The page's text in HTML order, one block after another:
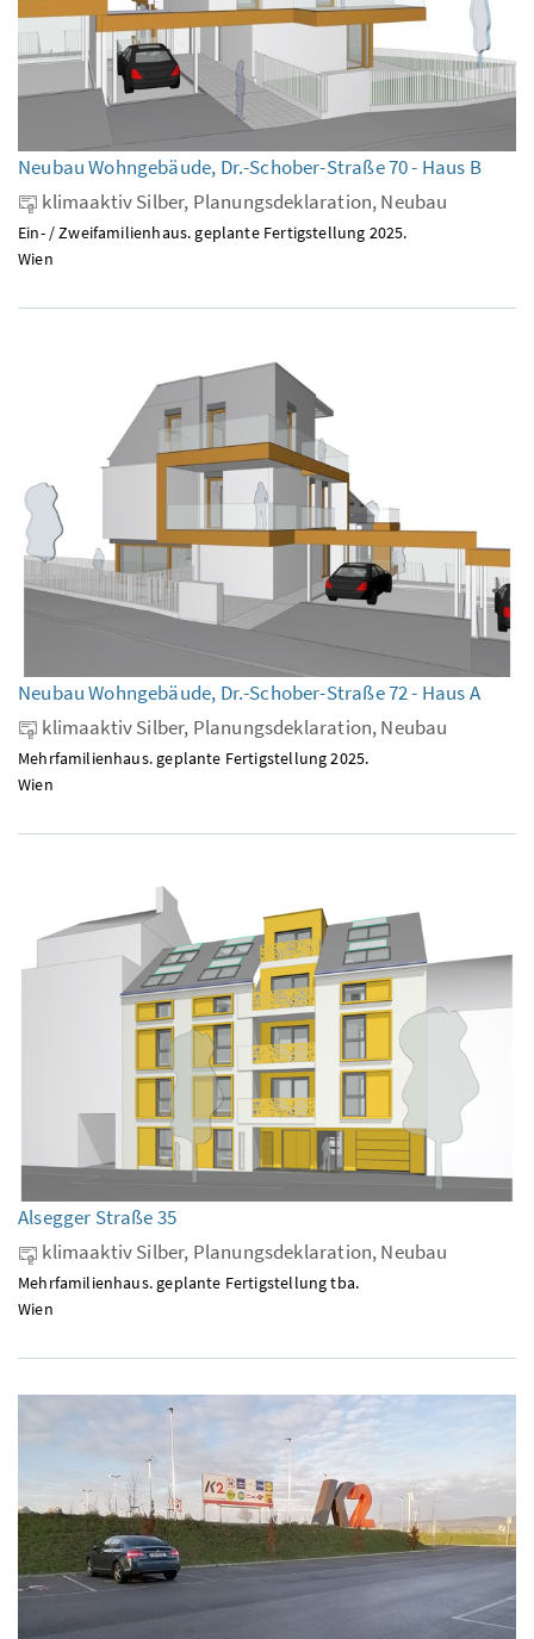
Neubau Wohngebäude, Dr.-Schober-Straße 70 - Haus B
klimaaktiv Silber, Planungsdeklaration, Neubau
Ein- / Zweifamilienhaus. geplante Fertigstellung 2025.
Wien
Neubau Wohngebäude, Dr.-Schober-Straße 72 - Haus A
klimaaktiv Silber, Planungsdeklaration, Neubau
Mehrfamilienhaus. geplante Fertigstellung 2025.
Wien
Alsegger Straße 35
klimaaktiv Silber, Planungsdeklaration, Neubau
Mehrfamilienhaus. geplante Fertigstellung tba.
Wien